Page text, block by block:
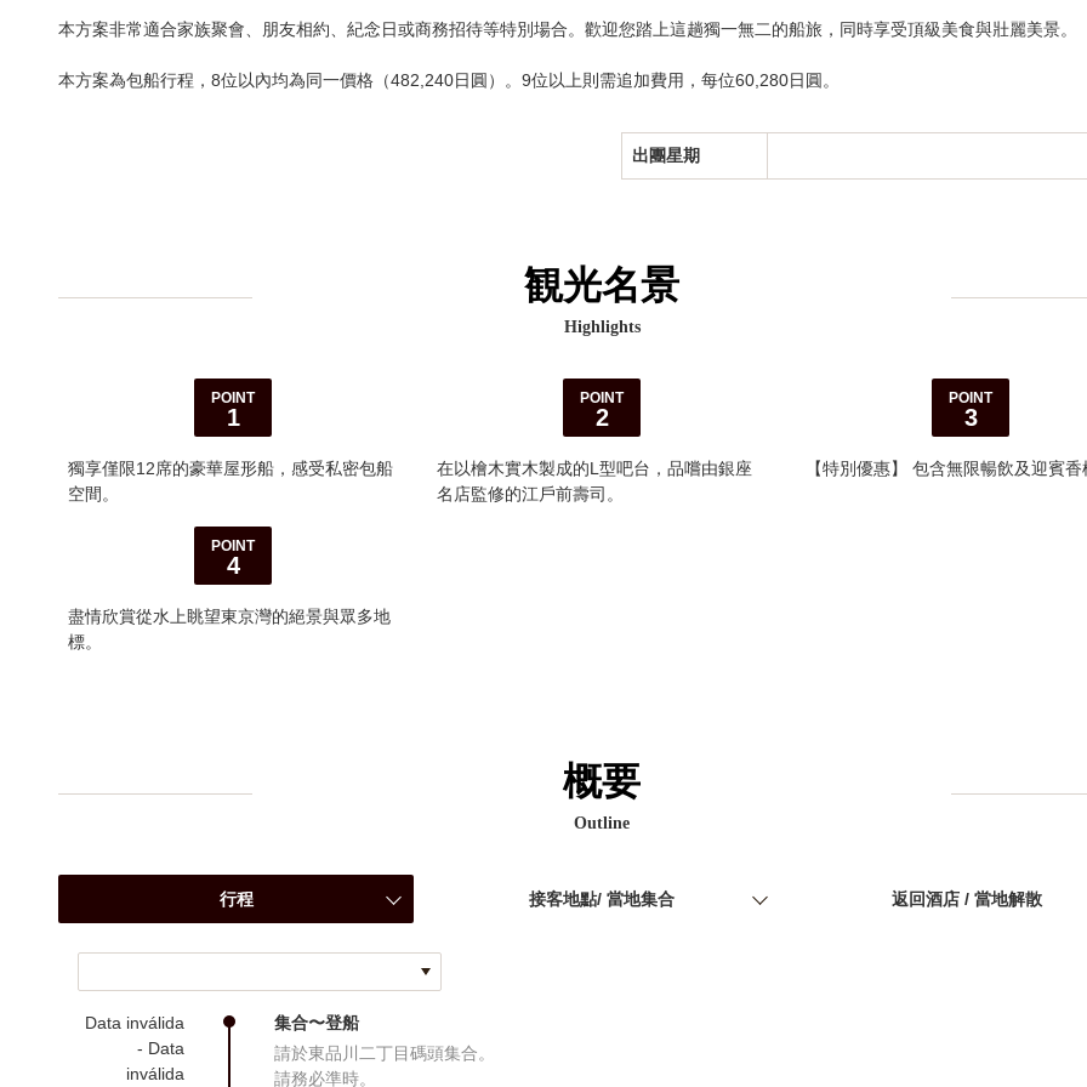
本方案非常適合家族聚會、朋友相約、紀念日或商務招待等特別場合。歡迎您踏上這趟獨一無二的船旅，同時享受頂級美食與壯麗美景。
本方案為包船行程，8位以內均為同一價格（482,240日圓）。9位以上則需追加費用，每位60,280日圓。
出團星期
観光名景
Highlights
POINT
1
獨享僅限12席的豪華屋形船，感受私密包船
空間。
POINT
2
在以檜木實木製成的L型吧台，品嚐由銀座
名店監修的江戶前壽司。
POINT
3
【特別優惠】 包含無限暢飲及迎賓香
POINT
4
盡情欣賞從水上眺望東京灣的絕景與眾多地
標。
概要
Outline
行程 接客地點/ 當地集合 返回酒店 / 當地解散
Data inválida
- Data
inválida
集合〜登船
請於東品川二丁目碼頭集合。
請務必準時。